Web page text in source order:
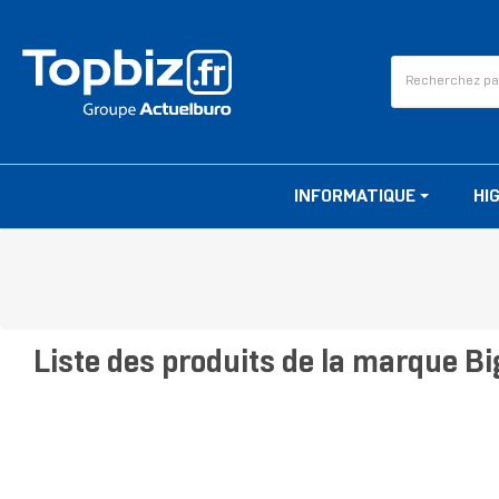
INFORMATIQUE
Liste des produits de la marque